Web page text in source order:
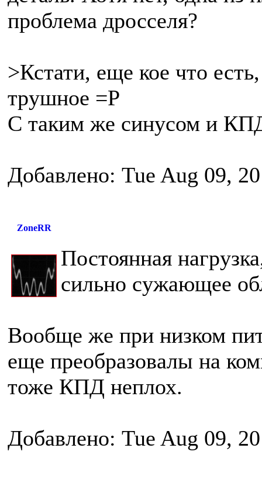
проблема дросселя?
>Кстати, еще кое что
трушное =Р
C таким же синусом и
Добавлено: Tue Aug 09,
ZoneRR
Постоянная
сильно сужающее
Вообще же при низком
еще преобразовалы на
тоже КПД неплох.
Добавлено: Tue Aug 09,